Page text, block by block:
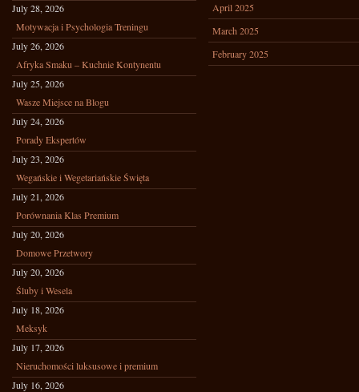
July 28, 2026
Motywacja i Psychologia Treningu
July 26, 2026
Afryka Smaku – Kuchnie Kontynentu
July 25, 2026
Wasze Miejsce na Blogu
July 24, 2026
Porady Ekspertów
July 23, 2026
Wegańskie i Wegetariańskie Święta
July 21, 2026
Porównania Klas Premium
July 20, 2026
Domowe Przetwory
July 20, 2026
Śluby i Wesela
July 18, 2026
Meksyk
July 17, 2026
Nieruchomości luksusowe i premium
July 16, 2026
April 2025
March 2025
February 2025